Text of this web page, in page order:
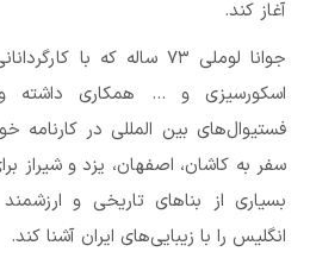
آغاز کند.
جوانا لوملی ۷۳ ساله که با
اسکورسیزی و … همکاری داشته
فستیوال‌های بین المللی در کارنامه
سفر به کاشان، اصفهان، یزد و شیراز
بسیاری از بناهای تاریخی و
انگلیس را با زیبایی‌های ایران آشنا کند.